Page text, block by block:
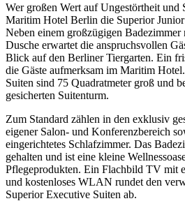
Wer großen Wert auf Ungestörtheit und
Maritim Hotel Berlin die Superior
Neben einem großzügigen Badezimmer
Dusche erwartet die anspruchsvollen
Blick auf den Berliner Tiergarten. Ein
die Gäste aufmerksam im Maritim
Suiten sind 75 Quadratmeter groß und
gesicherten Suitenturm.
Zum Standard zählen in den exklusiv
eigener Salon- und Konferenzbereich
eingerichtetes Schlafzimmer. Das
gehalten und ist eine kleine
Pflegeprodukten. Ein Flachbild TV mit
und kostenloses WLAN rundet den
Superior Executive Suiten ab.